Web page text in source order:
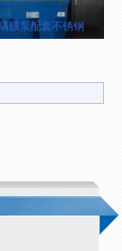
膜泵配套不锈钢（316